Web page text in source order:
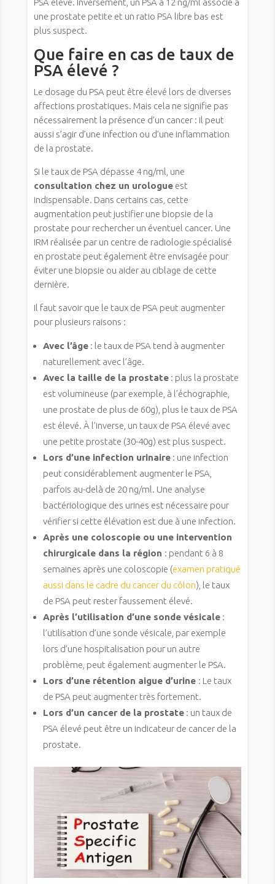
PSA élevé. Inversement, un PSA à 12 ng/ml associé à
une prostate petite et un ratio PSA libre bas est
plus suspect.
Que faire en cas de taux de
PSA élevé ?
Le dosage du PSA peut être élevé lors de diverses
affections prostatiques. Mais cela ne signifie pas
nécessairement la présence d’un cancer : il peut
aussi s’agir d’une infection ou d’une inflammation
de la prostate.
Si le taux de PSA dépasse 4 ng/ml, une
consultation chez un urologueest
indispensable. Dans certains cas, cette
augmentation peut justifier une biopsie de la
prostate pour rechercher un éventuel cancer. Une
IRM réalisée par un centre de radiologie spécialisé
en prostate peut également être envisagée pour
éviter une biopsie ou aider au ciblage de cette
dernière.
Il faut savoir que le taux de PSA peut augmenter
pour plusieurs raisons :
Avec l’âge: le taux de PSA tend à augmenter
naturellement avec l’âge.
Avec la taille de la prostate: plus la prostate
est volumineuse (par exemple, à l’échographie,
une prostate de plus de 60g), plus le taux de PSA
est élevé. À l’inverse, un taux de PSA élevé avec
une petite prostate (30-40g) est plus suspect.
Lors d’une infection urinaire: une infection
peut considérablement augmenter le PSA,
parfois au-delà de 20 ng/ml. Une analyse
bactériologique des urines est nécessaire pour
vérifier si cette élévation est due à une infection.
Après une coloscopie ou une intervention
chirurgicale dans la région : pendant 6 à 8
semaines après une coloscopie (examen pratiqué
aussi dans le cadre du cancer du côlon), le taux
de PSA peut rester faussement élevé.
Après l’utilisation d’une sonde vésicale:
l’utilisation d’une sonde vésicale, par exemple
lors d’une hospitalisation pour un autre
problème, peut également augmenter le PSA.
Lors d’une rétention aigue d’urine : Le taux
de PSA peut augmenter très fortement.
Lors d’un cancer de la prostate: un taux de
PSA élevé peut être un indicateur de cancer de la
prostate.